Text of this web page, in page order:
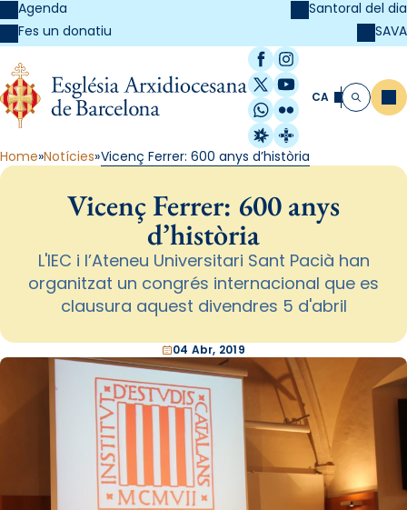
Agenda
Fes un donatiu
Santoral del dia
SAVA
Facebook
Instagram
X / Twitter
YouTube
WhatsApp
Flickr
Radio Estel
Catalunya
CA Cerca
Home Notícies Vicenç Ferrer: 600 anys d’història
Vicenç Ferrer: 600 anys
d’història
L'IEC i l’Ateneu Universitari Sant Pacià han
organitzat un congrés internacional que es
clausura aquest divendres 5 d'abril
04 Abr, 2019